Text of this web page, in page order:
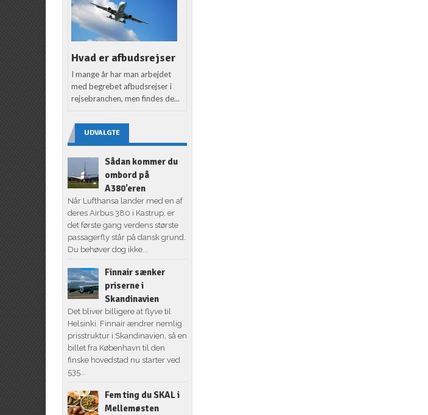
Hvad er afbudsrejser
I mange år har man arbejdet
med begrebet afbudsrejser i
rejsebranchen, men findes de...
UDVALGTE
Sådan kommer du
ombord på
A380’eren
Når Lufthansa lander med en af
deres Airbus 380 i Kastrup, er
det første gang verdens største
passagerfly står på dansk grund.
Du behøver dog ikke...
Finnair sænker
priserne i
Skandinavien
Det bliver billigere at flyve til
Helsinki. Finnair ændrer nemlig
prisstruktur i Skandinavien, så en
billet fra København til den
finske hovedstad nu starter ved
535...
Fem ting du SKAL i
Mellemøsten